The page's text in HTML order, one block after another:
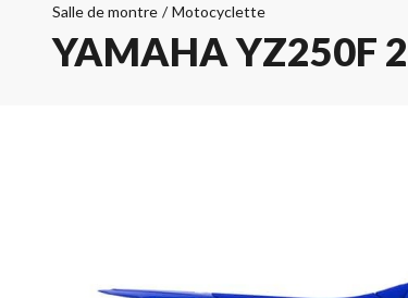
Salle de montre / Motocyclette
YAMAHA YZ250F